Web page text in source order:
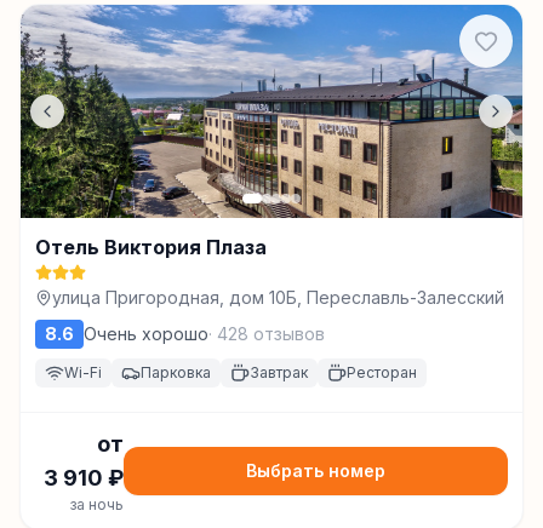
Отель Виктория Плаза
улица Пригородная, дом 10Б, Переславль-Залесский
8.6 Очень хорошо· 428 отзывов
Wi-Fi Парковка Завтрак Ресторан
от
3 910 ₽
за ночь
Выбрать номер